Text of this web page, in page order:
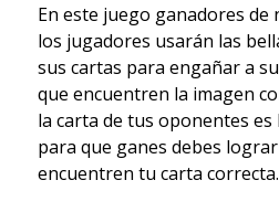
En este juego ganadores
los jugadores usarán las
sus cartas para engañar a
que encuentren la imagen
la carta de tus oponentes es
para que ganes debes
encuentren tu carta correcta.